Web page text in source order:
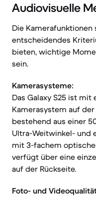
Audiovisuelle
Die
entscheidendes
bieten, wichtige
sein.
Kamerasysteme:
Das Galaxy S25 ist
Kamerasystem auf
bestehend aus einer
Ultra-Weitwinkel- und
mit 3-fachem
verfügt über eine
auf der Rückseite.
Foto- und